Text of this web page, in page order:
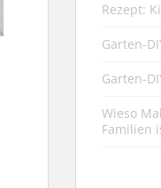
Rezept:
Garten-
Garten-
Wieso
Familien